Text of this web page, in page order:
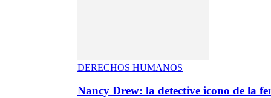
DERECHOS HUMANOS
Nancy Drew: la detective icono de la